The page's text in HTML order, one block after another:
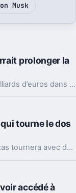
Musk
prolonger la
Le géant sud-coréen investit environ 35 milliards d’euros dans deux usines. Un pari massif sur l’IA, et une mauvaise nouvelle pour les prix.
qui tourne le dos
La future usine de puces de SpaceX au Texas tournera avec des centrales au gaz et de grosses batteries. Un choix lourd pour l’IA, l’énergie et le récit Musk.
accédé à